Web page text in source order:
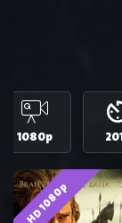
1080p
HD 1080p